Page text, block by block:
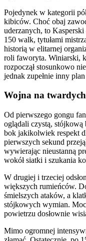
Pojedynek w kategorii
kibiców. Choć obaj
uderzanych, to
150 walk, tytułami
historią w elitarnej
roli faworyta. Winiarski,
rozpoczął stosunkowo
jednak zupełnie inny
Wojna na
Od pierwszego gongu
oglądali czystą, stójkową
bok jakikolwiek respekt
pierwszych sekund
wywierając nieustanną
wokół siatki i szukania
W drugiej i trzeciej
większych rumieńców.
śmielszych ataków, a
stójkowych wymian.
powietrzu dosłownie
Mimo ogromnej